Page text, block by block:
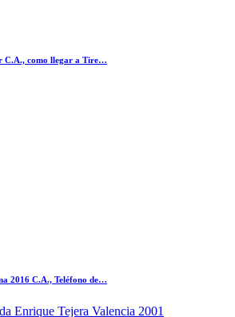
C.A., como llegar a Tire…
2016 C.A., Teléfono de…
Enrique Tejera Valencia 2001